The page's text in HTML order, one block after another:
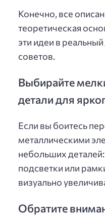
Конечно, все
теоретическая
эти идеи в
советов.
Выбирайте
детали для
Если вы боитесь
металлическими
небольших
подсветки или
визуально
Обратите